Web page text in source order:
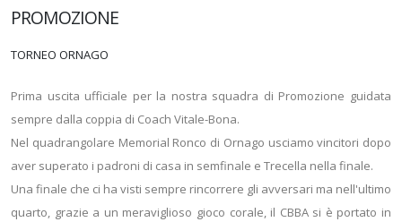
PROMOZIONE
TORNEO ORNAGO
Prima uscita ufficiale per la nostra squadra di Promozione guidata
sempre dalla coppia di Coach Vitale-Bona.
Nel quadrangolare Memorial Ronco di Ornago usciamo vincitori dopo
aver superato i padroni di casa in semfinale e Trecella nella finale.
Una finale che ci ha visti sempre rincorrere gli avversari ma nell'ultimo
quarto, grazie a un meraviglioso gioco corale, il CBBA si è portato in